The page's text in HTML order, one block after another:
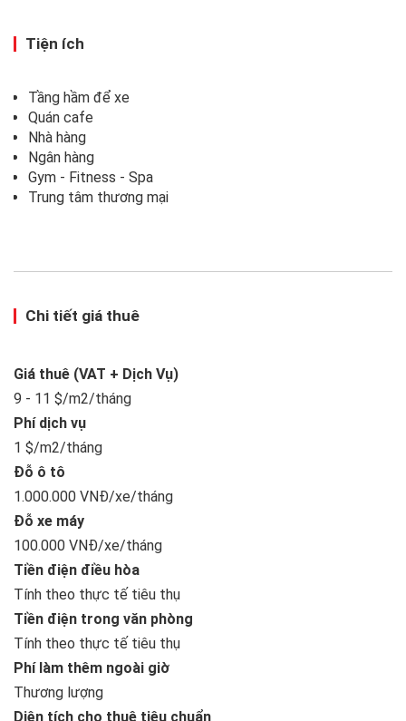
Tiện ích
Tầng hầm để xe
Quán cafe
Nhà hàng
Ngân hàng
Gym - Fitness - Spa
Trung tâm thương mại
Chi tiết giá thuê
Giá thuê (VAT + Dịch Vụ)
9 - 11 $/m2/tháng
Phí dịch vụ
1 $/m2/tháng
Đỗ ô tô
1.000.000 VNĐ/xe/tháng
Đỗ xe máy
100.000 VNĐ/xe/tháng
Tiền điện điều hòa
Tính theo thực tế tiêu thụ
Tiền điện trong văn phòng
Tính theo thực tế tiêu thụ
Phí làm thêm ngoài giờ
Thương lượng
Diện tích cho thuê tiêu chuẩn